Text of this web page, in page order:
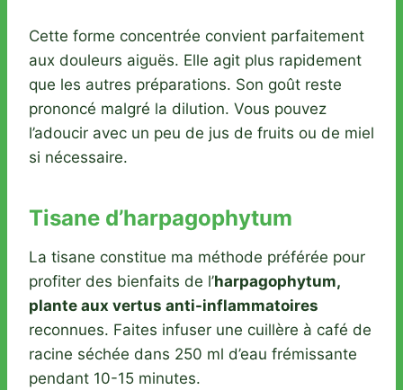
Cette forme concentrée convient parfaitement
aux douleurs aiguës. Elle agit plus rapidement
que les autres préparations. Son goût reste
prononcé malgré la dilution. Vous pouvez
l’adoucir avec un peu de jus de fruits ou de miel
si nécessaire.
Tisane d’harpagophytum
La tisane constitue ma méthode préférée pour
profiter des bienfaits de l’harpagophytum,
plante aux vertus anti-inflammatoires
reconnues. Faites infuser une cuillère à café de
racine séchée dans 250 ml d’eau frémissante
pendant 10-15 minutes.